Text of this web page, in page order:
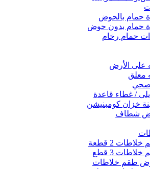
حمام بالحوض
حمام بدون حوض
حمام رخام
على الأرض
معلق
صحي
/ غطاء قاعدة
خزان كومبنيشن
شطاف
2 قطعة
خلاطات 3 قطع
طقم خلاطات